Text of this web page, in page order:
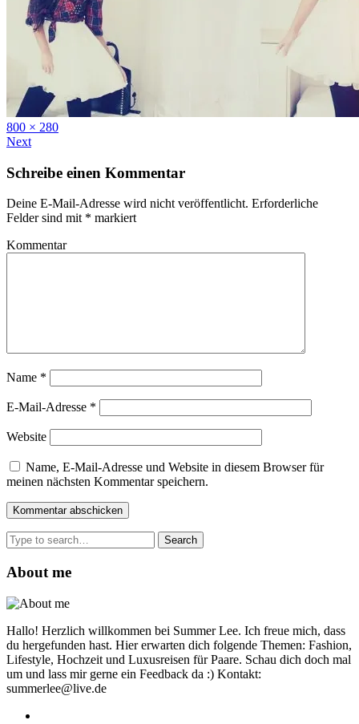
Full
size
800 × 280
Next
Schreibe einen Kommentar
Deine E-Mail-Adresse wird nicht veröffentlicht. Erforderliche
Felder sind mit * markiert
Kommentar
Name *
E-Mail-Adresse *
Website
Name, E-Mail-Adresse und Website in diesem Browser für
meinen nächsten Kommentar speichern.
Search
for:
About me
Hallo! Herzlich willkommen bei Summer Lee. Ich freue mich, dass
du hergefunden hast. Hier erwarten dich folgende Themen: Fashion,
Lifestyle, Hochzeit und Luxusreisen für Paare. Schau dich doch mal
um und lass mir gerne ein Feedback da :) Kontakt:
summerlee@live.de